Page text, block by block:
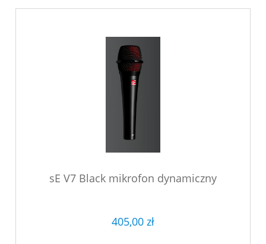
sE V7 Black mikrofon dynamiczny
405,00 zł